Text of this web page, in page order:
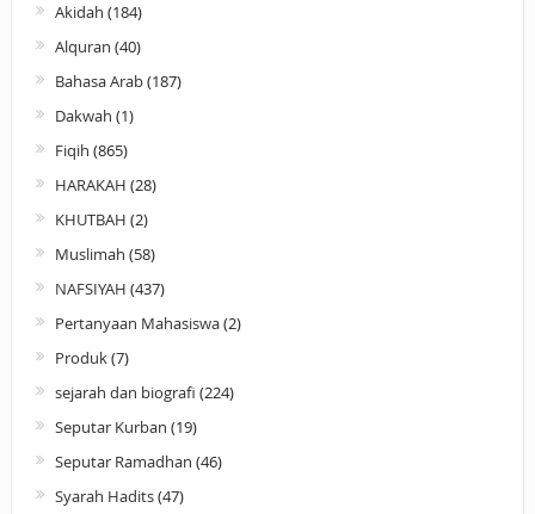
Akidah (184)
Alquran (40)
Bahasa Arab(187)
Dakwah (1)
Fiqih (865)
HARAKAH (28)
KHUTBAH (2)
Muslimah (58)
NAFSIYAH (437)
Pertanyaan Mahasiswa(2)
Produk(7)
sejarah dan biografi (224)
Seputar Kurban (19)
Seputar Ramadhan (46)
Syarah Hadits(47)